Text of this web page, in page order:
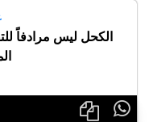
الكحل ليس مرادفاً
